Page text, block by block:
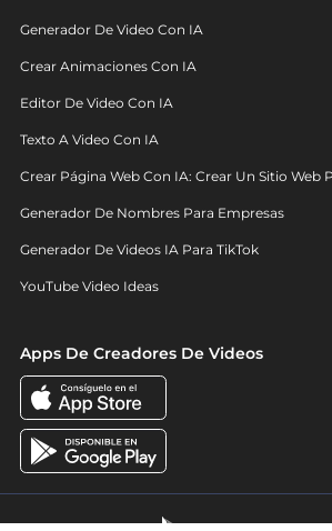
Generador De Video Con IA
Crear Animaciones Con IA
Editor De Video Con IA
Texto A Video Con IA
Crear Página Web Con IA: Crear Un Sitio Web
Generador De Nombres Para Empresas
Generador De Videos IA Para TikTok
YouTube Video Ideas
Apps De Creadores De Videos